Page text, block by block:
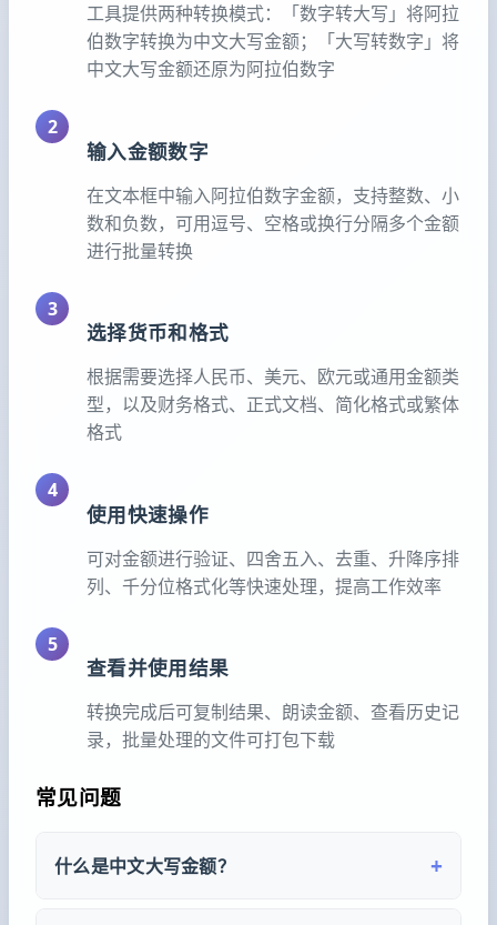
工具提供两种转换模式：「数字转大写」将阿拉
伯数字转换为中文大写金额；「大写转数字」将
中文大写金额还原为阿拉伯数字
2
输入金额数字
在文本框中输入阿拉伯数字金额，支持整数、小
数和负数，可用逗号、空格或换行分隔多个金额
进行批量转换
3
选择货币和格式
根据需要选择人民币、美元、欧元或通用金额类
型，以及财务格式、正式文档、简化格式或繁体
格式
4
使用快速操作
可对金额进行验证、四舍五入、去重、升降序排
列、千分位格式化等快速处理，提高工作效率
5
查看并使用结果
转换完成后可复制结果、朗读金额、查看历史记
录，批量处理的文件可打包下载
常见问题
什么是中文大写金额？ +